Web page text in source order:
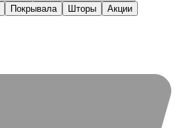
Покрывала Шторы Акции